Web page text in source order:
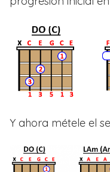
Y ahora métele el